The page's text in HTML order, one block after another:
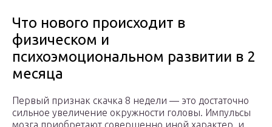
Что нового происходит в
физическом и
психоэмоциональном развитии в 2
месяца
Первый признак скачка 8 недели — это достаточно
сильное увеличение окружности головы. Импульсы
мозга приобретают совершенно иной характер, и